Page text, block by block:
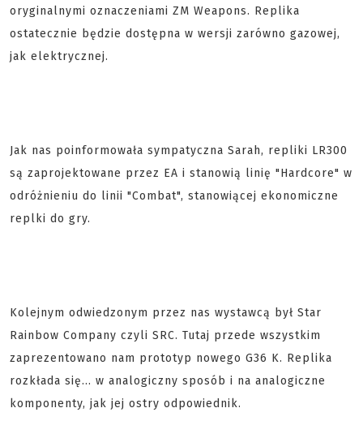
oryginalnymi oznaczeniami ZM Weapons. Replika
ostatecznie będzie dostępna w wersji zarówno gazowej,
jak elektrycznej.
Jak nas poinformowała sympatyczna Sarah, repliki LR300
są zaprojektowane przez EA i stanowią linię "Hardcore" w
odróżnieniu do linii "Combat", stanowiącej ekonomiczne
replki do gry.
Kolejnym odwiedzonym przez nas wystawcą był Star
Rainbow Company czyli SRC. Tutaj przede wszystkim
zaprezentowano nam prototyp nowego G36 K. Replika
rozkłada się... w analogiczny sposób i na analogiczne
komponenty, jak jej ostry odpowiednik.